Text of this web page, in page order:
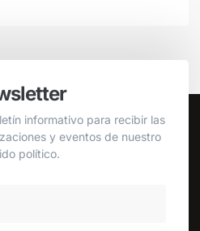
informativo para recibir las
y eventos de nuestro
político.